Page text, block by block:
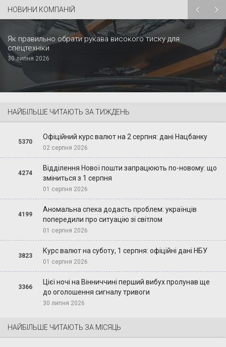
НОВИНИ КОМПАНІЙ
Як правильно обрати рукава високого тиску для
спецтехніки
30 липня 2026
НАЙБІЛЬШЕ ЧИТАЮТЬ ЗА ТИЖДЕНЬ
5370
Офіційний курс валют на 2 серпня: дані Нацбанку
02 серпня 2026
4274
Відділення Нової пошти запрацюють по-новому: що
зміниться з 1 серпня
01 серпня 2026
4199
Аномальна спека додасть проблем: українців
попередили про ситуацію зі світлом
01 серпня 2026
3823
Курс валют на суботу, 1 серпня: офіційні дані НБУ
01 серпня 2026
3366
Цієї ночі на Вінниччині перший вибух пролунав ще
до оголошення сигналу тривоги
30 липня 2026
НАЙБІЛЬШЕ ЧИТАЮТЬ ЗА МІСЯЦЬ